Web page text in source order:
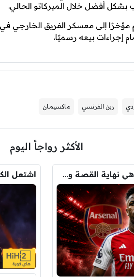
بشكل أفضل خلال الميركاتو الحالي.
إلى معسكر الفريق الخارجي في
إجراءات بيعه رسميًا.
رين الفرنسي ماكسيمان
الأكثر رواجاً اليوم
“ وانتهى الاجتماع “ هل هي نهاية القصة وسيرحل فينيسيوس …؟!